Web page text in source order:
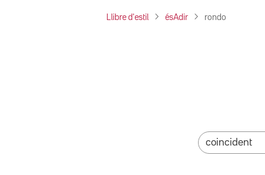
Llibre d'estil ésAdir rondo